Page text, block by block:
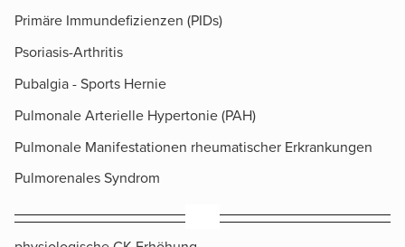
Primäre Immundefizienzen (PIDs)
Psoriasis-Arthritis
Pubalgia - Sports Hernie
Pulmonale Arterielle Hypertonie (PAH)
Pulmonale Manifestationen rheumatischer Erkrankungen
Pulmorenales Syndrom